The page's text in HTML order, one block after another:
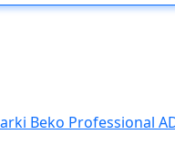
Beko Professional